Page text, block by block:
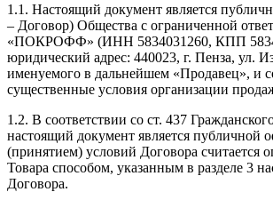
1.1. Настоящий документ является
– Договор) Общества с ограниченной
«ПОКРОФФ» (ИНН 5834031260, КПП
юридический адрес: 440023, г. Пенза, ул.
именуемого в дальнейшем «Продавец», и
существенные условия организации
1.2. В соответствии со ст. 437
настоящий документ является публичной
(принятием) условий Договора считается
Товара способом, указанным в разделе 3
Договора.